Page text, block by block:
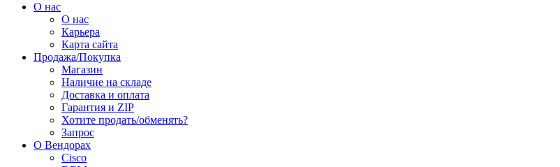
О нас
О нас
Карьера
Карта сайта
Продажа/Покупка
Магазин
Наличие на складе
Доставка и оплата
Гарантия и ZIP
Хотите продать/обменять?
Запрос
О Вендорах
Cisco